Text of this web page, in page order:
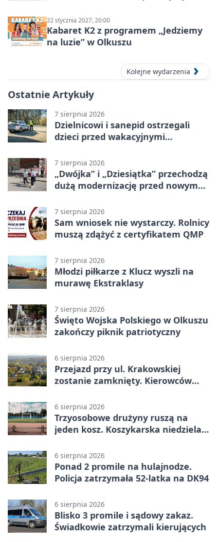
22 stycznia 2027, 20:00
Kabaret K2 z programem „Jedziemy
na luzie” w Olkuszu
Kolejne wydarzenia
Ostatnie Artykuły
7 sierpnia 2026
Dzielnicowi i sanepid ostrzegali
dzieci przed wakacyjnymi
7 sierpnia 2026
„Dwójka” i „Dziesiątka” przechodzą
dużą modernizację przed nowym
7 sierpnia 2026
Sam wniosek nie wystarczy. Rolnicy
muszą zdążyć z certyfikatem QMP
7 sierpnia 2026
Młodzi piłkarze z Klucz wyszli na
murawę Ekstraklasy
7 sierpnia 2026
Święto Wojska Polskiego w Olkuszu
zakończy piknik patriotyczny
6 sierpnia 2026
Przejazd przy ul. Krakowskiej
zostanie zamknięty. Kierowców
6 sierpnia 2026
Trzyosobowe drużyny ruszą na
jeden kosz. Koszykarska niedziela
6 sierpnia 2026
Ponad 2 promile na hulajnodze.
Policja zatrzymała 52-latka na DK94
6 sierpnia 2026
Blisko 3 promile i sądowy zakaz.
Świadkowie zatrzymali kierujących